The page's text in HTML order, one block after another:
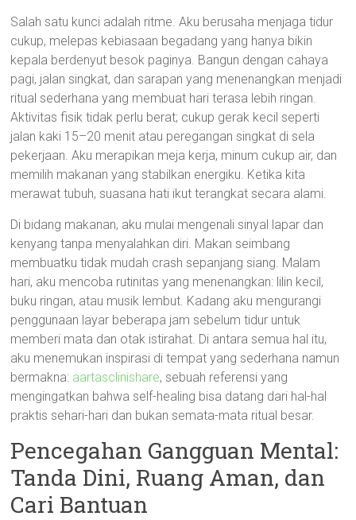
Salah satu kunci adalah ritme. Aku berusaha menjaga tidur
cukup, melepas kebiasaan begadang yang hanya bikin
kepala berdenyut besok paginya. Bangun dengan cahaya
pagi, jalan singkat, dan sarapan yang menenangkan menjadi
ritual sederhana yang membuat hari terasa lebih ringan.
Aktivitas fisik tidak perlu berat; cukup gerak kecil seperti
jalan kaki 15–20 menit atau peregangan singkat di sela
pekerjaan. Aku merapikan meja kerja, minum cukup air, dan
memilih makanan yang stabilkan energiku. Ketika kita
merawat tubuh, suasana hati ikut terangkat secara alami.
Di bidang makanan, aku mulai mengenali sinyal lapar dan
kenyang tanpa menyalahkan diri. Makan seimbang
membuatku tidak mudah crash sepanjang siang. Malam
hari, aku mencoba rutinitas yang menenangkan: lilin kecil,
buku ringan, atau musik lembut. Kadang aku mengurangi
penggunaan layar beberapa jam sebelum tidur untuk
memberi mata dan otak istirahat. Di antara semua hal itu,
aku menemukan inspirasi di tempat yang sederhana namun
bermakna: aartasclinishare, sebuah referensi yang
mengingatkan bahwa self-healing bisa datang dari hal-hal
praktis sehari-hari dan bukan semata-mata ritual besar.
Pencegahan Gangguan Mental:
Tanda Dini, Ruang Aman, dan
Cari Bantuan